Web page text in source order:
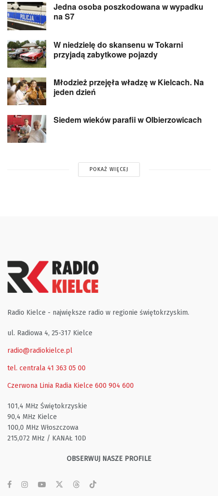
Jedna osoba poszkodowana w wypadku
na S7
W niedzielę do skansenu w Tokarni
przyjadą zabytkowe pojazdy
Młodzież przejęła władzę w Kielcach. Na
jeden dzień
Siedem wieków parafii w Olbierzowicach
POKAŻ WIĘCEJ
Radio Kielce - największe radio w regionie świętokrzyskim.
ul. Radiowa 4, 25-317 Kielce
radio@radiokielce.pl
tel. centrala 41 363 05 00
Czerwona Linia Radia Kielce 600 904 600
101,4 MHz Świętokrzyskie
90,4 MHz Kielce
100,0 MHz Włoszczowa
215,072 MHz / KANAŁ 10D
OBSERWUJ NASZE PROFILE